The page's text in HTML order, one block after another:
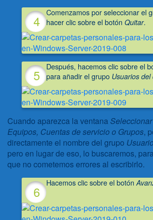
Comenzamos por seleccionar el
hacer clic sobre el botónQuitar.
Después, hacemos clic sobre el
para añadir el grupo Usuarios del
Cuando aparezca la ventana
Equipos, Cuentas de servicio o Grupos,
directamente el nombre del grupo
pero en lugar de eso, lo buscaremos,
que no cometemos errores al escribirlo.
Hacemos clic sobre el botón